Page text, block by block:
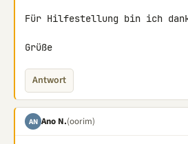
Für Hilfestellung bin ich
Grüße
Antwort
AN Ano N.(oorim)